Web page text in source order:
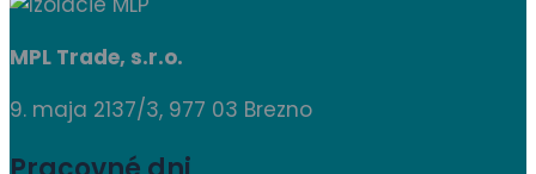
MPL Trade, s.r.o.
9. maja 2137/3, 977 03 Brezno